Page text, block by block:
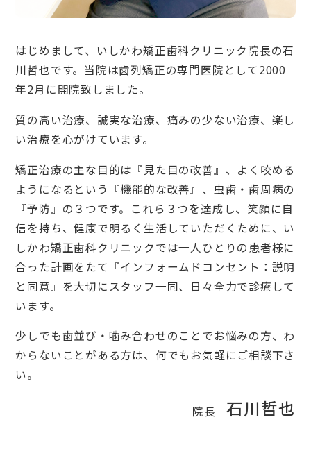
はじめまして、いしかわ矯正歯科クリニック院長の石
川哲也です。当院は歯列矯正の専門医院として2000
年2月に開院致しました。
質の高い治療、誠実な治療、痛みの少ない治療、楽し
い治療を心がけています。
矯正治療の主な目的は『見た目の改善』、よく咬める
ようになるという『機能的な改善』、虫歯・歯周病の
『予防』の３つです。これら３つを達成し、笑顔に自
信を持ち、健康で明るく生活していただくために、い
しかわ矯正歯科クリニックでは一人ひとりの患者様に
合った計画をたて『インフォームドコンセント：説明
と同意』を大切にスタッフ一同、日々全力で診療して
います。
少しでも歯並び・噛み合わせのことでお悩みの方、わ
からないことがある方は、何でもお気軽にご相談下さ
い。
院長 石川哲也